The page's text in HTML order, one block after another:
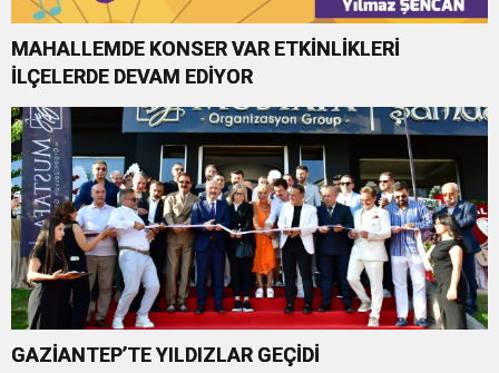
MAHALLEMDE KONSER VAR ETKİNLİKLERİ
İLÇELERDE DEVAM EDİYOR
GAZİANTEP’TE YILDIZLAR GEÇİDİ